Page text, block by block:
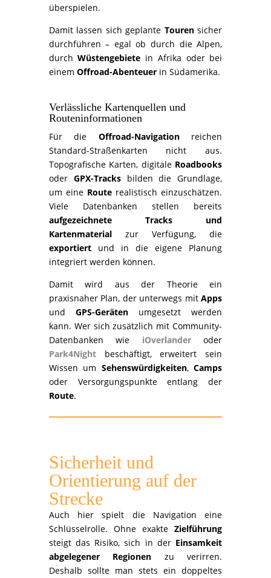
überspielen.
Damit lassen sich geplante Tourensicher
durchführen – egal ob durch die Alpen,
durchWüstengebiete in Afrika oder bei
einem Offroad-Abenteuerin Südamerika.
Verlässliche Kartenquellen und
Routeninformationen
Für die Offroad-Navigationreichen
Standard-Straßenkarten nicht aus.
Topografische Karten, digitale Roadbooks
oder GPX-Tracksbilden die Grundlage,
um eine Route realistisch einzuschätzen.
Viele Datenbanken stellen bereits
aufgezeichnete Tracks und
Kartenmaterialzur Verfügung, die
exportiertund in die eigene Planung
integriert werden können.
Damit wird aus der Theorie ein
praxisnaher Plan, der unterwegs mitApps
und GPS-Gerätenumgesetzt werden
kann. Wer sich zusätzlich mit Community-
Datenbanken wie iOverlanderoder
Park4Nightbeschäftigt, erweitert sein
Wissen um Sehenswürdigkeiten,Camps
oder Versorgungspunkte entlang der
Route.
Sicherheit und
Orientierung auf der
Strecke
Auch hier spielt die Navigation eine
Schlüsselrolle. Ohne exakteZielführung
steigt das Risiko, sich in der Einsamkeit
abgelegener Regionen zu verirren.
Deshalb sollte man stets ein doppeltes